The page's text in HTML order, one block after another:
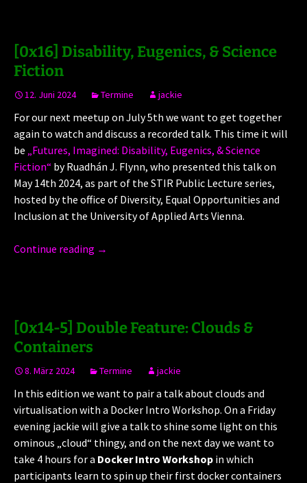
[0x16] Disability, Eugenics, & Science
Fiction
12. Juni 2024 Termine jackie
For our next meetup on July 5th we want to get together
again to watch and discuss a recorded talk. This time it will
be „Futures, Imagined: Disability, Eugenics, & Science
Fiction“ by Ruadhán J. Flynn, who presented this talk on
May 14th 2024, as part of the STIR Public Lecture series,
hosted by the office of Diversity, Equal Opportunities and
Inclusion at the University of Applied Arts Vienna.
Continue reading →
[0x14-5] Double Feature: Clouds &
Containers
8. März 2024 Termine jackie
In this edition we want to pair a talk about clouds and
virtualisation with a Docker Intro Workshop. On a Friday
evening jackie will give a talk to shine some light on this
ominous „cloud“ thingy, and on the next day we want to
take 4 hours for a Docker Intro Workshop in which
participants learn to spin up their first docker containers